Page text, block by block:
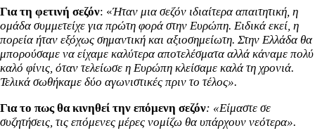
Για τη φετινή σεζόν: «Ήταν μια σεζόν ιδιαίτερα απαιτητική, η
ομάδα συμμετείχε για πρώτη φορά στην Ευρώπη. Ειδικά εκεί, η
πορεία ήταν εξόχως σημαντική και αξιοσημείωτη. Στην Ελλάδα θα
μπορούσαμε να είχαμε καλύτερα αποτελέσματα αλλά κάναμε πολύ
καλό φίνις, όταν τελείωσε η Ευρώπη κλείσαμε καλά τη χρονιά.
Τελικά σωθήκαμε δύο αγωνιστικές πριν το τέλος».
Για το πως θα κινηθεί την επόμενη σεζόν: «Είμαστε σε
συζητήσεις, τις επόμενες μέρες νομίζω θα υπάρχουν νεότερα».